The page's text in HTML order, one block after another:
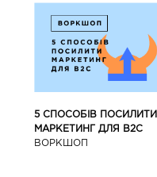
5 СПОСОБІВ ПОСИЛИТИ
МАРКЕТИНГ ДЛЯ В2С
ВОРКШОП